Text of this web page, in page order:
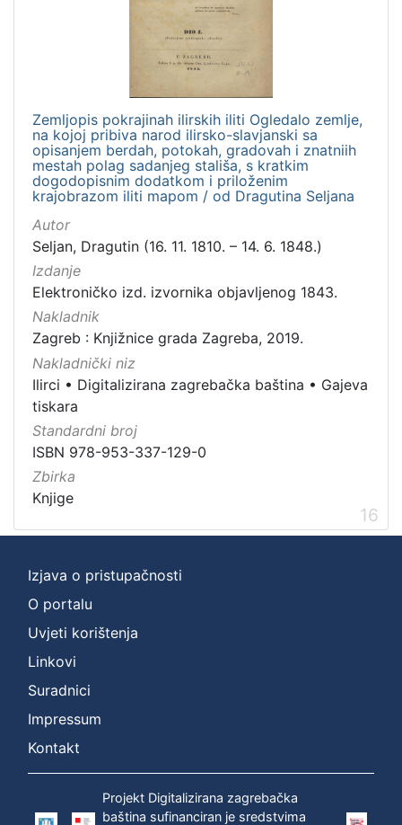
Zemljopis pokrajinah ilirskih iliti Ogledalo zemlje,
na kojoj pribiva narod ilirsko-slavjanski sa
opisanjem berdah, potokah, gradovah i znatniih
mestah polag sadanjeg stališa, s kratkim
dogodopisnim dodatkom i priloženim
krajobrazom iliti mapom / od Dragutina Seljana
Autor
Seljan, Dragutin (16. 11. 1810. – 14. 6. 1848.)
Izdanje
Elektroničko izd. izvornika objavljenog 1843.
Nakladnik
Zagreb : Knjižnice grada Zagreba, 2019.
Nakladnički niz
Ilirci • Digitalizirana zagrebačka baština • Gajeva
tiskara
Standardni broj
ISBN 978-953-337-129-0
Zbirka
Knjige
16
Izjava o pristupačnosti
O portalu
Uvjeti korištenja
Linkovi
Suradnici
Impressum
Kontakt
Projekt Digitalizirana zagrebačka
baština sufinanciran je sredstvima